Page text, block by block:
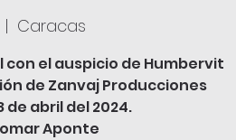
|
Caracas
el auspicio de Humbervit
de Zanvaj Producciones
de abril del 2024.
Aponte